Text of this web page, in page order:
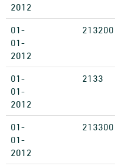
2012
01-
01-
2012
213200
01-
01-
2012
2133
01-
01-
2012
213300